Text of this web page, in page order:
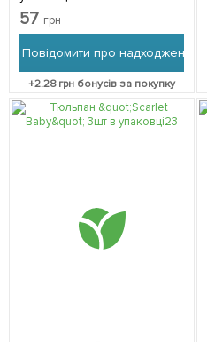
57 грн
Повідомити про надходження
+2.28грн бонусів за покупку